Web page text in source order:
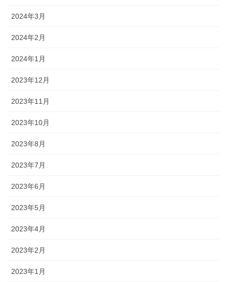
2024年3月
2024年2月
2024年1月
2023年12月
2023年11月
2023年10月
2023年8月
2023年7月
2023年6月
2023年5月
2023年4月
2023年2月
2023年1月